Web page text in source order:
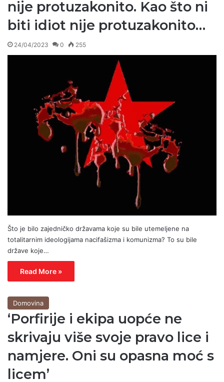
nije protuzakonito. Kao što ni
biti idiot nije protuzakonito…
24/04/2023 0 255
Što je bilo zajedničko državama koje su bile utemeljene na
totalitarnim ideologijama nacifašizma i komunizma? To su bile
države koje…
Read More »
Domovina
‘Porfirije i ekipa uopće ne
skrivaju više svoje pravo lice i
namjere. Oni su opasna moć s
licem’